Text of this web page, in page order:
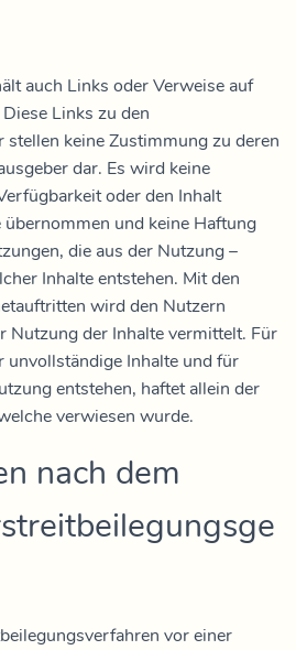
auch Links oder Verweise auf
Links zu den
keine Zustimmung zu deren
dar. Es wird keine
oder den Inhalt
und keine Haftung
die aus der Nutzung –
Inhalte entstehen. Mit den
wird den Nutzern
Nutzung der Inhalte vermittelt. Für
unvollständige Inhalte und für
entstehen, haftet allein der
verwiesen wurde.
nach dem
vor einer